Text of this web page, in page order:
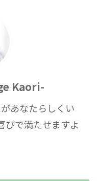
Kaori-
あなたらしくい
びで満たせますよ